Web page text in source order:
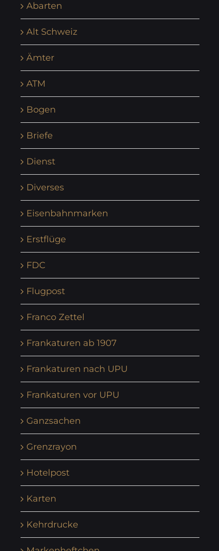
Abarten
Alt Schweiz
Ämter
ATM
Bogen
Briefe
Dienst
Diverses
Eisenbahnmarken
Erstflüge
FDC
Flugpost
Franco Zettel
Frankaturen ab 1907
Frankaturen nach UPU
Frankaturen vor UPU
Ganzsachen
Grenzrayon
Hotelpost
Karten
Kehrdrucke